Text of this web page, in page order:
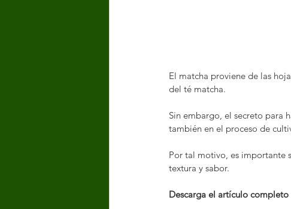
El matcha proviene de las
del té matcha.
Sin embargo, el secreto para
también en el proceso de
Por tal motivo, es importante
textura y sabor.
Descarga el artículo completo